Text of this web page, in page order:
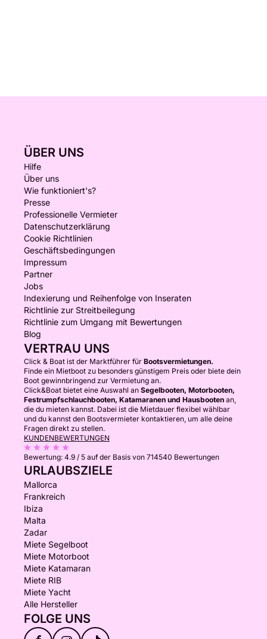
ÜBER UNS
Hilfe
Über uns
Wie funktioniert's?
Presse
Professionelle Vermieter
Datenschutzerklärung
Cookie Richtlinien
Geschäftsbedingungen
Impressum
Partner
Jobs
Indexierung und Reihenfolge von Inseraten
Richtlinie zur Streitbeilegung
Richtlinie zum Umgang mit Bewertungen
Blog
VERTRAU UNS
Click & Boat ist der Marktführer für Bootsvermietungen.
Finde ein Mietboot zu besonders günstigem Preis oder biete dein
Boot gewinnbringend zur Vermietung an.
Click&Boat bietet eine Auswahl an Segelbooten, Motorbooten,
Festrumpfschlauchbooten, Katamaranen und Hausbooten an,
die du mieten kannst. Dabei ist die Mietdauer flexibel wählbar
und du kannst den Bootsvermieter kontaktieren, um alle deine
Fragen direkt zu stellen.
KUNDENBEWERTUNGEN
Bewertung: 4.9 / 5 auf der Basis von 714540 Bewertungen
URLAUBSZIELE
Mallorca
Frankreich
Ibiza
Malta
Zadar
Miete Segelboot
Miete Motorboot
Miete Katamaran
Miete RIB
Miete Yacht
Alle Hersteller
FOLGE UNS